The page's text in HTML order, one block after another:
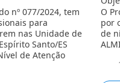
nº 077/2024, tem
para
nas Unidade de
Santo/ES
de Atenção
O
por
de